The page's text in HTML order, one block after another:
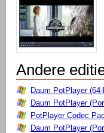
Andere
Daum PotPlayer
Daum PotPlayer
PotPlayer Codec
Daum PotPlayer